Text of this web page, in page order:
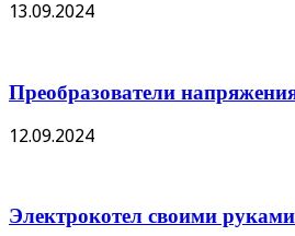
13.09.2024
Преобразователи
12.09.2024
Электрокотел своими